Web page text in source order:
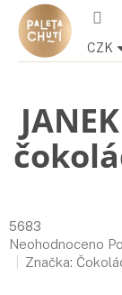
Přejít
obsah
CZK
5683
Průměrné
hodnocení
Neohodnoceno
Značka: